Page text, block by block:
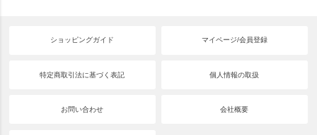
ショッピングガイド マイページ/会員登録
特定商取引法に基づく表記 個人情報の取扱
お問い合わせ 会社概要